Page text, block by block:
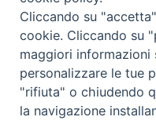
tel. 0742 350473 fax 0742
Cliccando su
cookie. Cliccando su
maggiori
personalizzare le tue
"rifiuta" o chiudendo
la navigazione